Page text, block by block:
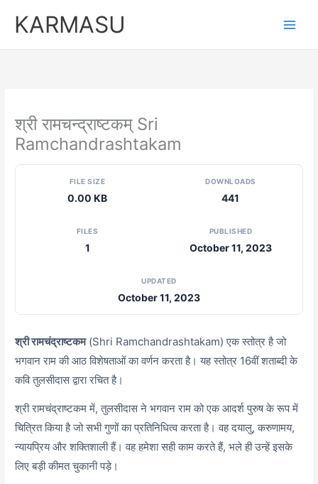
KARMASU
श्री रामचन्द्राष्टकम् Sri
Ramchandrashtakam
FILE SIZE
0.00 KB
DOWNLOADS
441
FILES
1
PUBLISHED
October 11, 2023
UPDATED
October 11, 2023
श्री रामचंद्राष्टकम(Shri Ramchandrashtakam) एक स्तोत्र है जो
भगवान राम की आठ विशेषताओं का वर्णन करता है। यह स्तोत्र 16वीं शताब्दी के
कवि तुलसीदास द्वारा रचित है।
श्री रामचंद्राष्टकम में, तुलसीदास ने भगवान राम को एक आदर्श पुरुष के रूप में
चित्रित किया है जो सभी गुणों का प्रतिनिधित्व करता है। वह दयालु, करुणामय,
न्यायप्रिय और शक्तिशाली हैं। वह हमेशा सही काम करते हैं, भले ही उन्हें इसके
लिए बड़ी कीमत चुकानी पड़े।